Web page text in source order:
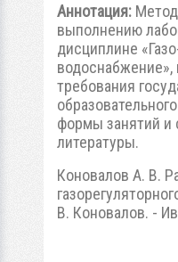
Аннотация:
выполнению
дисциплине
требования
формы занятий и
литературы.
Коновалов А. В.
В. Коновалов. -